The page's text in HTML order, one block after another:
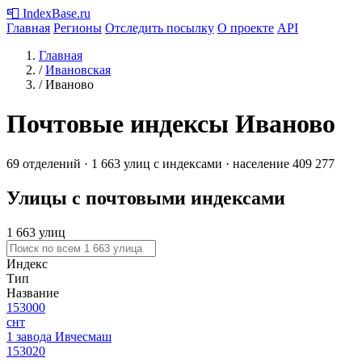
📮 IndexBase.ru
Главная Регионы Отследить посылку О проекте API
Главная
/ Ивановская
/ Иваново
Почтовые индексы Иваново
69 отделений · 1 663 улиц с индексами · население 409 277
Улицы с почтовыми индексами
1 663 улиц
Индекс
Тип
Название
153000
снт
1 завода Ивчесмаш
153020